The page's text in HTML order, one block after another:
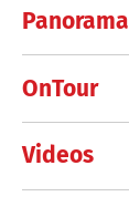
Panorama
OnTour
Videos